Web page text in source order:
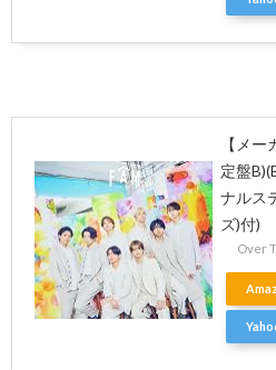
【メ
定盤
ナルス
ズ)付)
Over